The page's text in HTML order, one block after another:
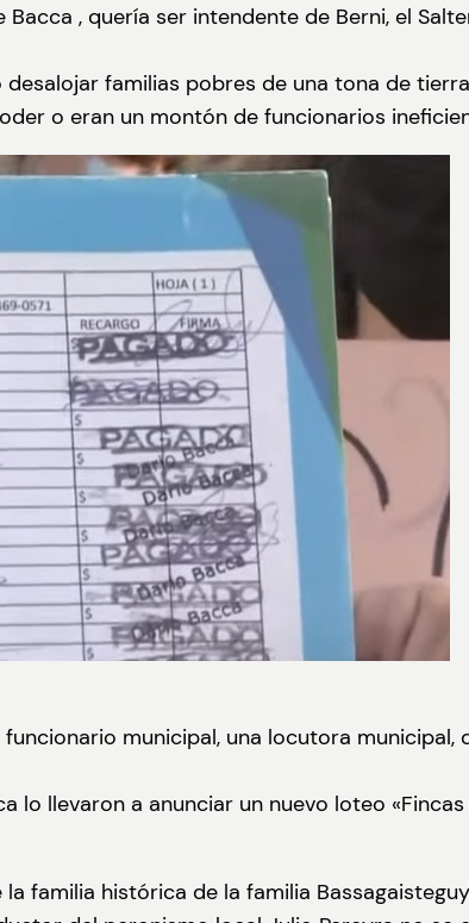
, quería ser intendente de Berni, el
familias pobres de una tona de
o eran un montón de funcionarios
municipal, una locutora
llevaron a anunciar un nuevo loteo
familia histórica de la familia